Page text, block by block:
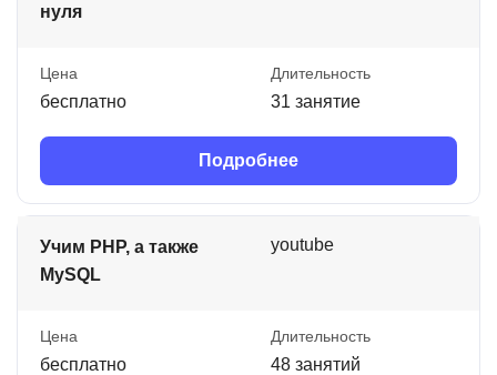
нуля
Цена
бесплатно
Длительность
31 занятие
Подробнее
Учим PHP, а также
MySQL
youtube
Цена
бесплатно
Длительность
48 занятий